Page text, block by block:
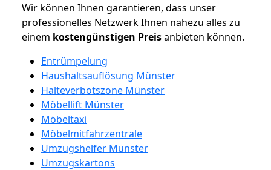
Wir können Ihnen garantieren, dass unser
professionelles Netzwerk Ihnen nahezu alles zu
einem kostengünstigen Preisanbieten können.
Entrümpelung
Haushaltsauflösung Münster
Halteverbotszone Münster
Möbellift Münster
Möbeltaxi
Möbelmitfahrzentrale
Umzugshelfer Münster
Umzugskartons